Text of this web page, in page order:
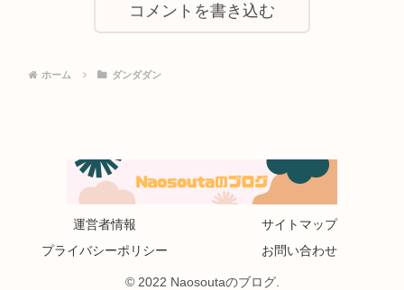
コメントを書き込む
ホーム ダンダダン
運営者情報
サイトマップ
プライバシーポリシー
お問い合わせ
© 2022 Naosoutaのブログ.